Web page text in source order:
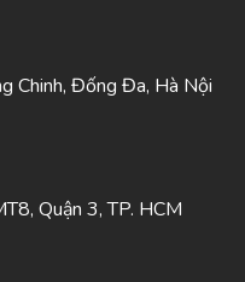
Chinh, Đống Đa, Hà Nội
Quận 3, TP. HCM